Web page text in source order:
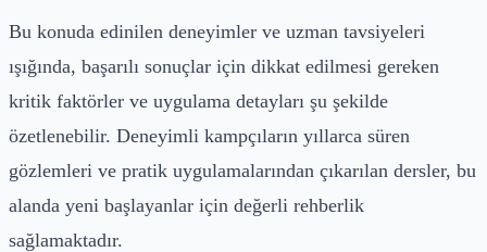
Bu konuda edinilen deneyimler ve uzman tavsiyeleri
ışığında, başarılı sonuçlar için dikkat edilmesi gereken
kritik faktörler ve uygulama detayları şu şekilde
özetlenebilir. Deneyimli kampçıların yıllarca süren
gözlemleri ve pratik uygulamalarından çıkarılan dersler, bu
alanda yeni başlayanlar için değerli rehberlik
sağlamaktadır.